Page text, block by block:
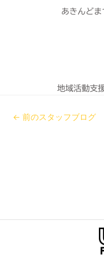
あきんど
地域活動支
← 前のスタッフブログ